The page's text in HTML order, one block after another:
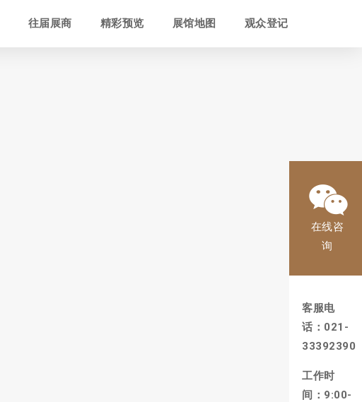
往届展商 精彩预览 展馆地图 观众登记
在线咨
询
客服电
话：021-
33392390
工作时
间：9:00-